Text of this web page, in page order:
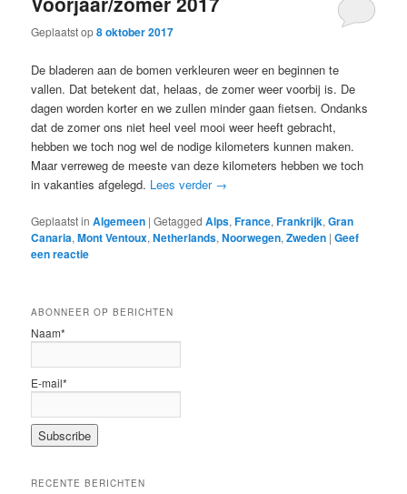
Geplaatst op8 oktober 2017
De bladeren aan de bomen verkleuren weer en beginnen te
vallen. Dat betekent dat, helaas, de zomer weer voorbij is. De
dagen worden korter en we zullen minder gaan fietsen. Ondanks
dat de zomer ons niet heel veel mooi weer heeft gebracht,
hebben we toch nog wel de nodige kilometers kunnen maken.
Maar verreweg de meeste van deze kilometers hebben we toch
in vakanties afgelegd. Lees verder →
Geplaatst in Algemeen |Getagged Alps,France,Frankrijk,Gran
Canaria,Mont Ventoux,Netherlands,Noorwegen,Zweden |Geef
een reactie
ABONNEER OP BERICHTEN
Naam*
E-mail*
RECENTE BERICHTEN